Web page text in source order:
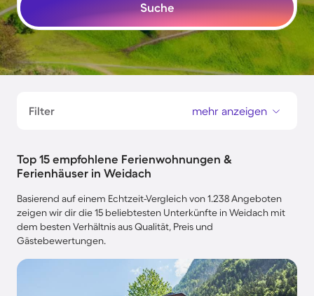
Suche
Filter mehr anzeigen
Top 15 empfohlene Ferienwohnungen &
Ferienhäuser in Weidach
Basierend auf einem Echtzeit-Vergleich von 1.238 Angeboten
zeigen wir dir die 15 beliebtesten Unterkünfte in Weidach mit
dem besten Verhältnis aus Qualität, Preis und
Gästebewertungen.